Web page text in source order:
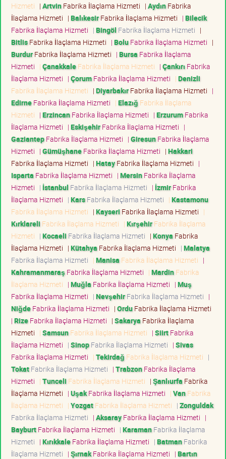
Hizmeti | ArtvinFabrika İlaçlama Hizmeti | AydınFabrika
İlaçlama Hizmeti | BalıkesirFabrika İlaçlama Hizmeti | Bilecik
Fabrika İlaçlama Hizmeti | Bingöl Fabrika İlaçlama Hizmeti |
BitlisFabrika İlaçlama Hizmeti | BoluFabrika İlaçlama Hizmeti |
BurdurFabrika İlaçlama Hizmeti | Bursa Fabrika İlaçlama
Hizmeti | ÇanakkaleFabrika İlaçlama Hizmeti | Çankırı Fabrika
İlaçlama Hizmeti | ÇorumFabrika İlaçlama Hizmeti | Denizli
Fabrika İlaçlama Hizmeti | DiyarbakırFabrika İlaçlama Hizmeti |
EdirneFabrika İlaçlama Hizmeti | Elazığ Fabrika İlaçlama
Hizmeti | ErzincanFabrika İlaçlama Hizmeti | ErzurumFabrika
İlaçlama Hizmeti | EskişehirFabrika İlaçlama Hizmeti |
GaziantepFabrika İlaçlama Hizmeti | GiresunFabrika İlaçlama
Hizmeti | GümüşhaneFabrika İlaçlama Hizmeti | Hakkari
Fabrika İlaçlama Hizmeti | HatayFabrika İlaçlama Hizmeti |
Isparta Fabrika İlaçlama Hizmeti | MersinFabrika İlaçlama
Hizmeti | İstanbul Fabrika İlaçlama Hizmeti | İzmirFabrika
İlaçlama Hizmeti | KarsFabrika İlaçlama Hizmeti | Kastamonu
Fabrika İlaçlama Hizmeti | Kayseri Fabrika İlaçlama Hizmeti |
Kırklareli Fabrika İlaçlama Hizmeti | KırşehirFabrika İlaçlama
Hizmeti | Kocaeli Fabrika İlaçlama Hizmeti | Konya Fabrika
İlaçlama Hizmeti | Kütahya Fabrika İlaçlama Hizmeti | Malatya
Fabrika İlaçlama Hizmeti | Manisa Fabrika İlaçlama Hizmeti |
Kahramanmaraş Fabrika İlaçlama Hizmeti | MardinFabrika
İlaçlama Hizmeti | Muğla Fabrika İlaçlama Hizmeti | Muş
Fabrika İlaçlama Hizmeti | NevşehirFabrika İlaçlama Hizmeti |
NiğdeFabrika İlaçlama Hizmeti | OrduFabrika İlaçlama Hizmeti
| RizeFabrika İlaçlama Hizmeti | Sakarya Fabrika İlaçlama
Hizmeti | SamsunFabrika İlaçlama Hizmeti | SiirtFabrika
İlaçlama Hizmeti | SinopFabrika İlaçlama Hizmeti | Sivas
Fabrika İlaçlama Hizmeti | Tekirdağ Fabrika İlaçlama Hizmeti |
TokatFabrika İlaçlama Hizmeti | TrabzonFabrika İlaçlama
Hizmeti | Tunceli Fabrika İlaçlama Hizmeti | Şanlıurfa Fabrika
İlaçlama Hizmeti | UşakFabrika İlaçlama Hizmeti | VanFabrika
İlaçlama Hizmeti | YozgatFabrika İlaçlama Hizmeti | Zonguldak
Fabrika İlaçlama Hizmeti | AksarayFabrika İlaçlama Hizmeti |
BayburtFabrika İlaçlama Hizmeti | KaramanFabrika İlaçlama
Hizmeti | KırıkkaleFabrika İlaçlama Hizmeti | BatmanFabrika
İlaçlama Hizmeti | ŞırnakFabrika İlaçlama Hizmeti | Bartın